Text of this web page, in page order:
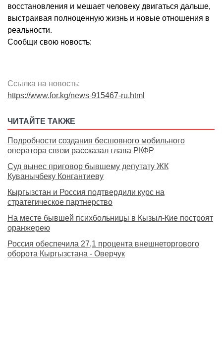
восстановления и мешает человеку двигаться дальше,
выстраивая полноценную жизнь и новые отношения в
реальности.
Сообщи свою новость:
Ссылка на новость:
https://www.for.kg/news-915467-ru.html
ЧИТАЙТЕ ТАКЖЕ
Подробности создания бесшовного мобильного
оператора связи рассказал глава РКФР
Суд вынес приговор бывшему депутату ЖК
Куванычбеку Конгантиеву
Кыргызстан и Россия подтвердили курс на
стратегическое партнерство
На месте бывшей психбольницы в Кызыл-Кие построят
оранжерею
Россия обеспечила 27,1 процента внешнеторгового
оборота Кыргызстана - Оверчук